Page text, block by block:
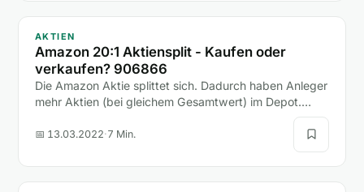
AKTIEN
Amazon 20:1 Aktiensplit - Kaufen oder
verkaufen? 906866
Die Amazon Aktie splittet sich. Dadurch haben Anleger
mehr Aktien (bei gleichem Gesamtwert) im Depot.
📅 13.03.2022·7 Min.